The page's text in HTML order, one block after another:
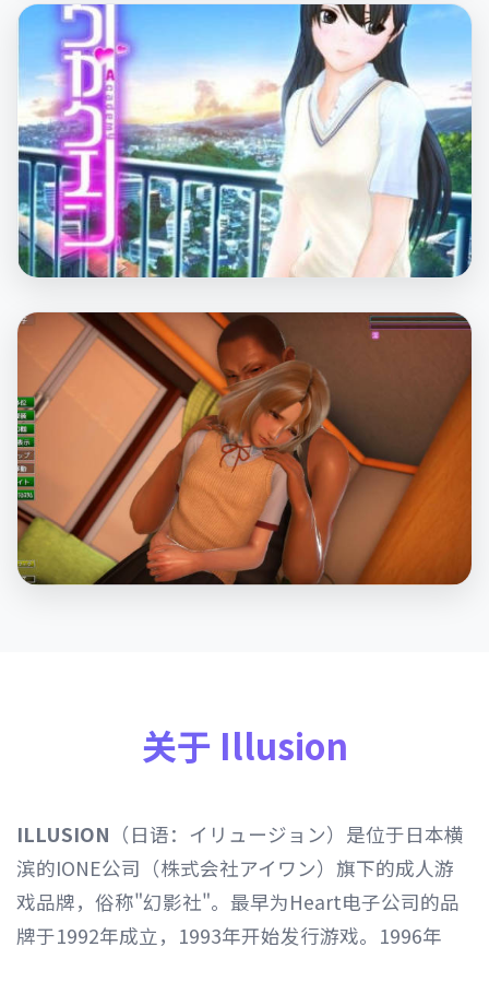
关于 Illusion
ILLUSION （日语：イリュージョン）是位于日本横
滨的IONE公司（株式会社アイワン）旗下的成人游
戏品牌，俗称"幻影社"。最早为Heart电子公司的品
牌于1992年成立，1993年开始发行游戏。1996年